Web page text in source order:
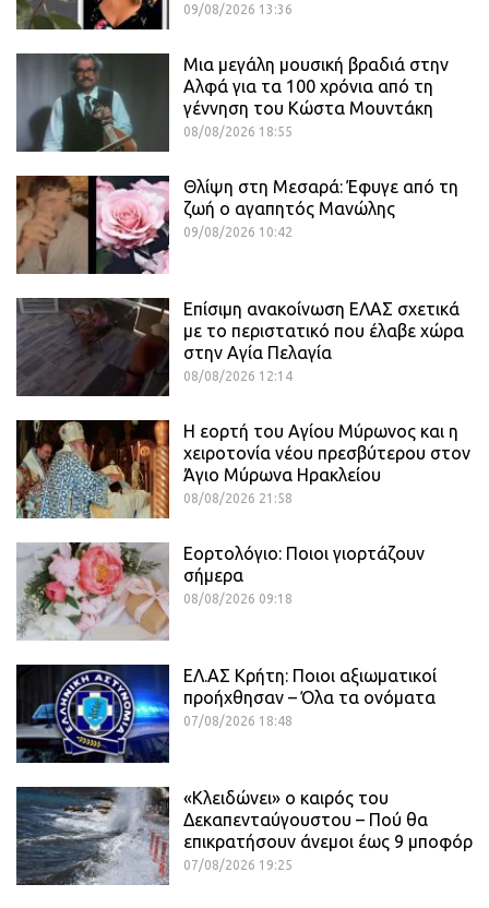
09/08/2026 13:36
Μια μεγάλη μουσική βραδιά στην
Αλφά για τα 100 χρόνια από τη
γέννηση του Κώστα Μουντάκη
08/08/2026 18:55
Θλίψη στη Μεσαρά: Έφυγε από τη
ζωή ο αγαπητός Μανώλης
09/08/2026 10:42
Επίσιμη ανακοίνωση ΕΛΑΣ σχετικά
με το περιστατικό που έλαβε χώρα
στην Αγία Πελαγία
08/08/2026 12:14
Η εορτή του Αγίου Μύρωνος και η
χειροτονία νέου πρεσβύτερου στον
Άγιο Μύρωνα Ηρακλείου
08/08/2026 21:58
Εορτολόγιο: Ποιοι γιορτάζουν
σήμερα
08/08/2026 09:18
ΕΛ.ΑΣ Κρήτη: Ποιοι αξιωματικοί
προήχθησαν – Όλα τα ονόματα
07/08/2026 18:48
«Κλειδώνει» ο καιρός του
Δεκαπενταύγουστου – Πού θα
επικρατήσουν άνεμοι έως 9 μποφόρ
07/08/2026 19:25